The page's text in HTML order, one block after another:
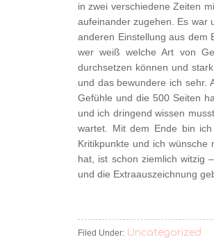
in zwei verschiedene Zeiten
aufeinander zugehen. Es war
anderen Einstellung aus dem
wer weiß welche Art von
durchsetzen können und
und das bewundere ich sehr.
Gefühle und die 500 Seiten
und ich dringend wissen
wartet. Mit dem Ende bin
Kritikpunkte und ich wünsche
hat, ist schon ziemlich witzig
und die Extraauszeichnung
Filed Under: Uncategorized